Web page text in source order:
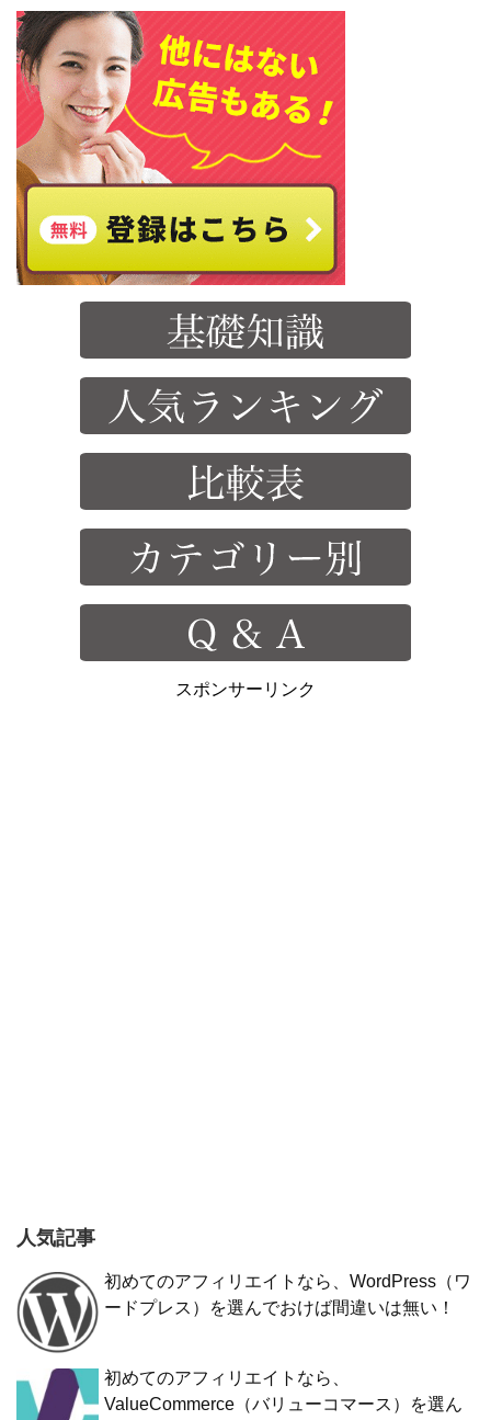
スポンサーリンク
人気記事
初めてのアフィリエイトなら、WordPress（ワ
ードプレス）を選んでおけば間違いは無い！
初めてのアフィリエイトなら、
ValueCommerce（バリューコマース）を選ん